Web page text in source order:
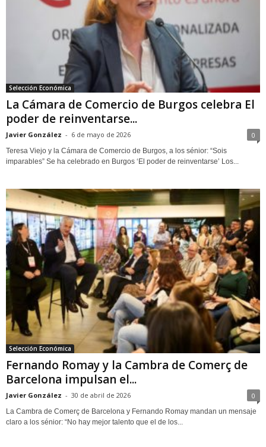
Selección Económica
La Cámara de Comercio de Burgos celebra El
poder de reinventarse...
Javier González - 6 de mayo de 2026 0
Teresa Viejo y la Cámara de Comercio de Burgos, a los sénior: “Sois
imparables” Se ha celebrado en Burgos ‘El poder de reinventarse’ Los...
Selección Económica
Fernando Romay y la Cambra de Comerç de
Barcelona impulsan el...
Javier González - 30 de abril de 2026 0
La Cambra de Comerç de Barcelona y Fernando Romay mandan un mensaje
claro a los sénior: “No hay mejor talento que el de los...